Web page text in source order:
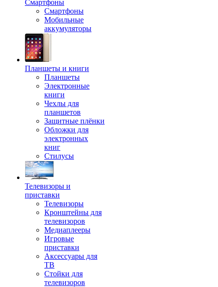
Смартфоны
Смартфоны
Мобильные
аккумуляторы
Планшеты и книги
Планшеты
Электронные
книги
Чехлы для
планшетов
Защитные плёнки
Обложки для
электронных
книг
Стилусы
Телевизоры и
приставки
Телевизоры
Кронштейны для
телевизоров
Медиаплееры
Игровые
приставки
Аксессуары для
ТВ
Стойки для
телевизоров